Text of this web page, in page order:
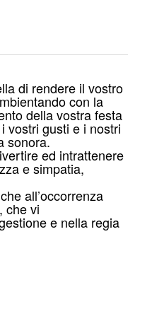
di rendere il vostro
con la
della vostra festa
vostri gusti e i nostri
sonora.
ed intrattenere
e simpatia,
all’occorrenza
che vi
e nella regia